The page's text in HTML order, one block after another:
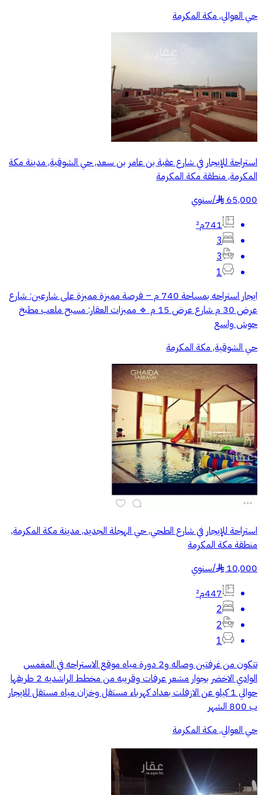
حي العوالي, مكة المكرمة
استراحة للإيجار في شارع عقبة بن عامر بن سعد, حي الشوقية, مدينة مكة
المكرمة, منطقة مكة المكرمة
65,000
§
/سنوي
741م²
3
3
1
ايجار استراحه بمساحة 740 م – فرصة مميزة مميزة على شارعين: شارع
عرض 30 م شارع عرض 15 م 🔹 مميزات العقار: مسبح ملعب مطبخ
حوش واسع
حي الشوقية, مكة المكرمة
استراحة للإيجار في شارع الطحي, حي الهجلة الجديد, مدينة مكة المكرمة,
منطقة مكة المكرمة
10,000
§
/سنوي
447م²
2
2
1
تتكون من غرفتين وصاله و2 دورة مياه موقع الاستراحه في المغمس
الوادي الاخضر بجوار مشعر عرفات وقريبه من مخطط الراشديه 2 طريقها
حوالي 1 كيلو عن الازفلت بعداد كهرباء مستقل وخزان مياه مستقل للايجار
ب 800 الشهر
حي العوالي, مكة المكرمة